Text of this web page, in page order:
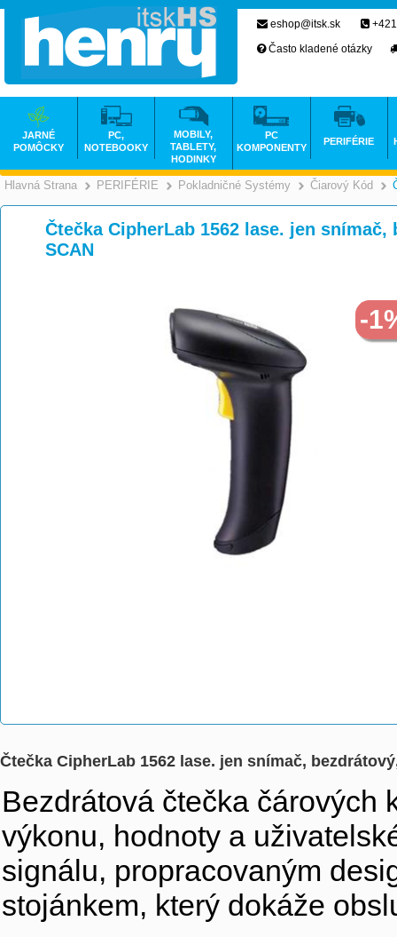
Hlavná Strana >
PERIFÉRIE >
Pokladničné Systémy Čiarový Kód
Čtečka CipherLab 1562 lase. jen
SCAN
-
Čtečka CipherLab 1562 lase. jen snímač,
Bezdrátová čtečka čárových
výkonu, hodnoty a
signálu, propracovaným
stojánkem, který dokáže
eshop@itsk.sk
Často kladené otázky
JARNÉ
POMÔCKY
PC,
NOTEBOOKY
MOBILY,
TABLETY,
HODINKY
PC
KOMPONENTY
PERIFÉRIE